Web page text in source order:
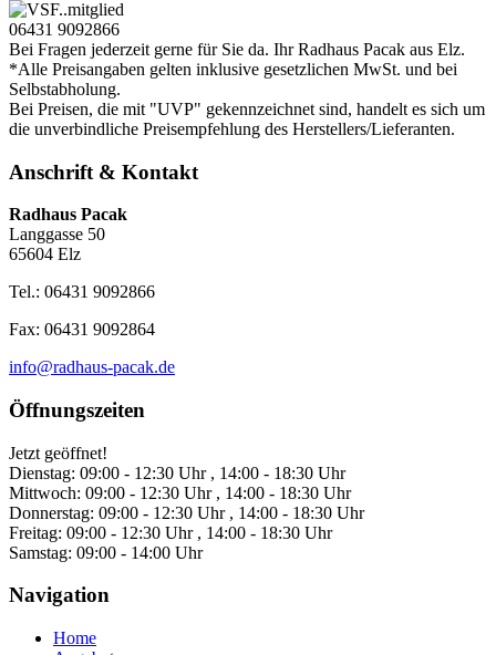
06431 9092866
Bei Fragen jederzeit gerne für Sie da. Ihr Radhaus Pacak aus Elz.
*Alle Preisangaben gelten inklusive gesetzlichen MwSt. und bei
Selbstabholung.
Bei Preisen, die mit "UVP" gekennzeichnet sind, handelt es sich um
die unverbindliche Preisempfehlung des Herstellers/Lieferanten.
Anschrift & Kontakt
Radhaus Pacak
Langgasse 50
65604 Elz
Tel.: 06431 9092866
Fax: 06431 9092864
info@radhaus-pacak.de
Öffnungszeiten
Jetzt geöffnet!
Dienstag: 09:00 - 12:30 Uhr , 14:00 - 18:30 Uhr
Mittwoch: 09:00 - 12:30 Uhr , 14:00 - 18:30 Uhr
Donnerstag: 09:00 - 12:30 Uhr , 14:00 - 18:30 Uhr
Freitag: 09:00 - 12:30 Uhr , 14:00 - 18:30 Uhr
Samstag: 09:00 - 14:00 Uhr
Navigation
Home